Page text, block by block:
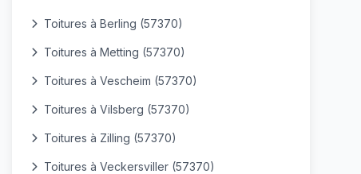
Toitures à Berling (57370)
Toitures à Metting (57370)
Toitures à Vescheim (57370)
Toitures à Vilsberg (57370)
Toitures à Zilling (57370)
Toitures à Veckersviller (57370)